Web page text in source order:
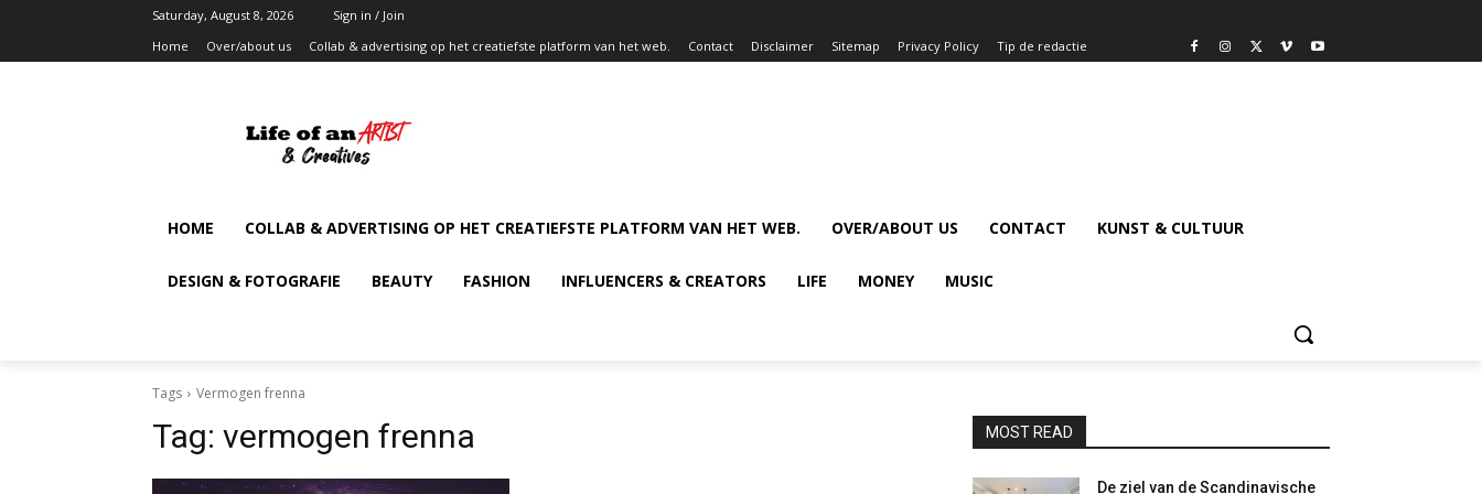
Saturday, August 8, 2026
Sign in / Join
Home
Over/about us Collab & advertising op het creatiefste platform van het web. Contact Disclaimer Sitemap Privacy Policy Tip de redactie
HOME COLLAB & ADVERTISING OP HET CREATIEFSTE PLATFORM VAN HET WEB. OVER/ABOUT US CONTACT KUNST & CULTUUR
DESIGN & FOTOGRAFIE BEAUTY FASHION INFLUENCERS & CREATORS LIFE MONEY MUSIC
Tags Vermogen frenna
Tag: vermogen frenna MOST READ
De ziel van de Scandinavische